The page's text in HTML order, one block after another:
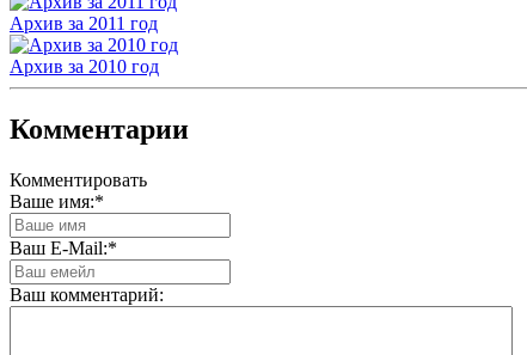
Архив за 2011 год
Архив за 2010 год
Комментарии
Комментировать
Ваше имя:*
Ваш E-Mail:*
Ваш комментарий: